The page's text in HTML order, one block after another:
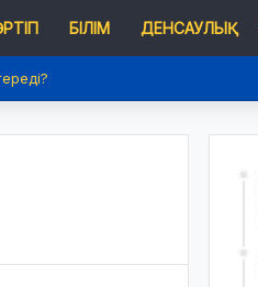
БІЛІМ ДЕНСАУЛЫҚ